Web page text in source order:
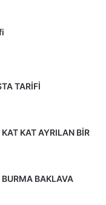
TARİFİ
KAT AYRILAN BİR
BAKLAVA